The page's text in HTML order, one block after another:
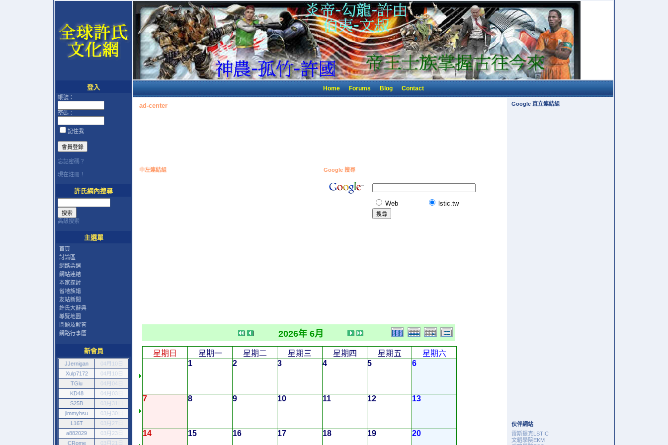
登入
帳號：
密碼：
記住我
忘記密碼？
現在註冊！
許氏網內搜尋
高級搜索
主選單
首頁
討論區
網路票選
網站連結
本家探討
省地族譜
友站新聞
許氏大辭典
導覽地圖
問題及解答
網路行事曆
新會員
JJernigan
04月10日
Xulp7172
04月10日
TGiu
04月04日
KD48
04月03日
S25B
03月31日
jimmyhsu
03月30日
L16T
03月27日
a882029
03月23日
CRome
03月21日
Home Forums Blog Contact
ad-center
中左連結組 Google 搜尋
Web lstic.tw
2026年 6月
星期日 星期一 星期二 星期三 星期四 星期五
星期六
1
2 3 4 5 6
7 8 9 10 11 12 13
14 15 16 17 18 19 20
Google 直立連結組
伙伴網站
雷斯提克LSTIC
文韜學院EKM